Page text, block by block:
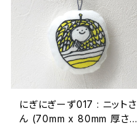
にぎにぎーず017 : ニットさ
ん (70mm x 80mm 厚さ2